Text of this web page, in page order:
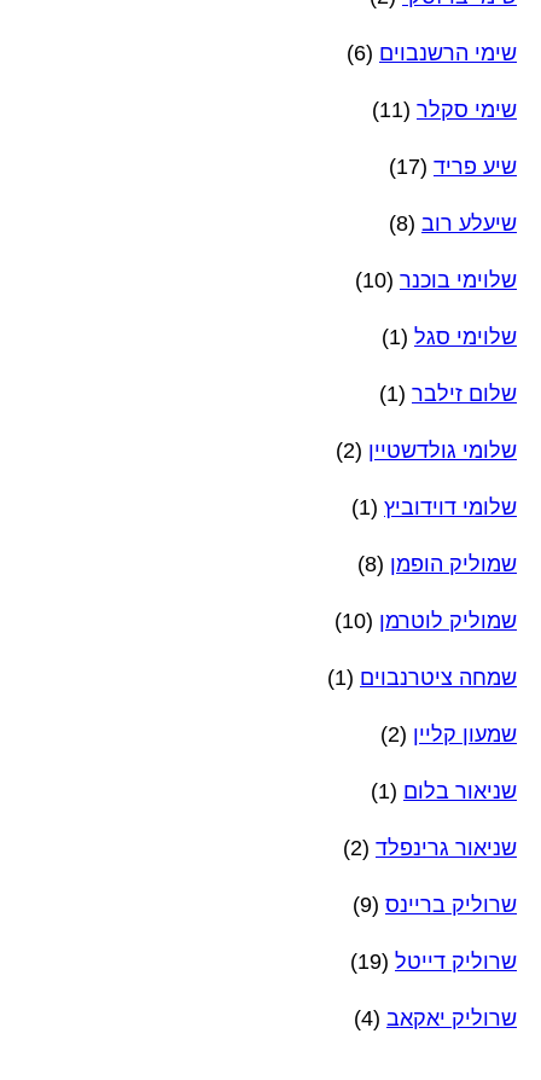
שימי הרשנבוים (6)
שימי סקלר (11)
שיע פריד (17)
שיעלע רוב (8)
שלוימי בוכנר (10)
שלוימי סגל (1)
שלום זילבר (1)
שלומי גולדשטיין (2)
שלומי דוידוביץ (1)
שמוליק הופמן (8)
שמוליק לוטרמן (10)
שמחה ציטרנבוים (1)
שמעון קליין (2)
שניאור בלום (1)
שניאור גרינפלד (2)
שרוליק בריינס (9)
שרוליק דייטל (19)
שרוליק יאקאב (4)